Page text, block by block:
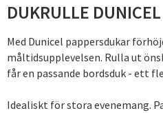
DUKRULLE
Med Dunicel pappersdukar
måltidsupplevelsen. Rulla ut
får en passande bordsduk - ett
Idealiskt för stora evenemang.